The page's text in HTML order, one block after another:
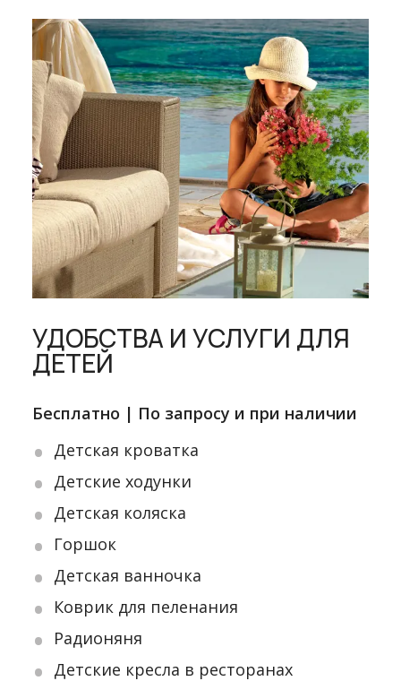
УДОБСТВА И УСЛУГИ ДЛЯ
ДЕТЕЙ
Бесплатно | По запросу и при наличии
Детская кроватка
Детские ходунки
Детская коляска
Горшок
Детская ванночка
Коврик для пеленания
Радионяня
Детские кресла в ресторанах